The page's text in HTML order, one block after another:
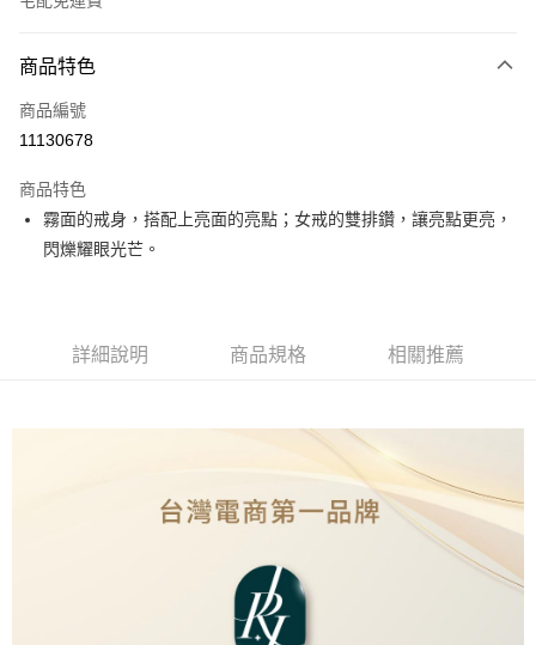
信用卡一次付款
運送方式
本島
免運費
離島（澎湖、金門、馬祖、小琉球、綠島、蘭嶼）
商品特色
商品編號
11130678
商品特色
霧面的戒身，搭配上亮面的亮點；女戒的雙排鑽，讓亮點更亮，
閃爍耀眼光芒。
詳細說明 商品規格 相關推薦